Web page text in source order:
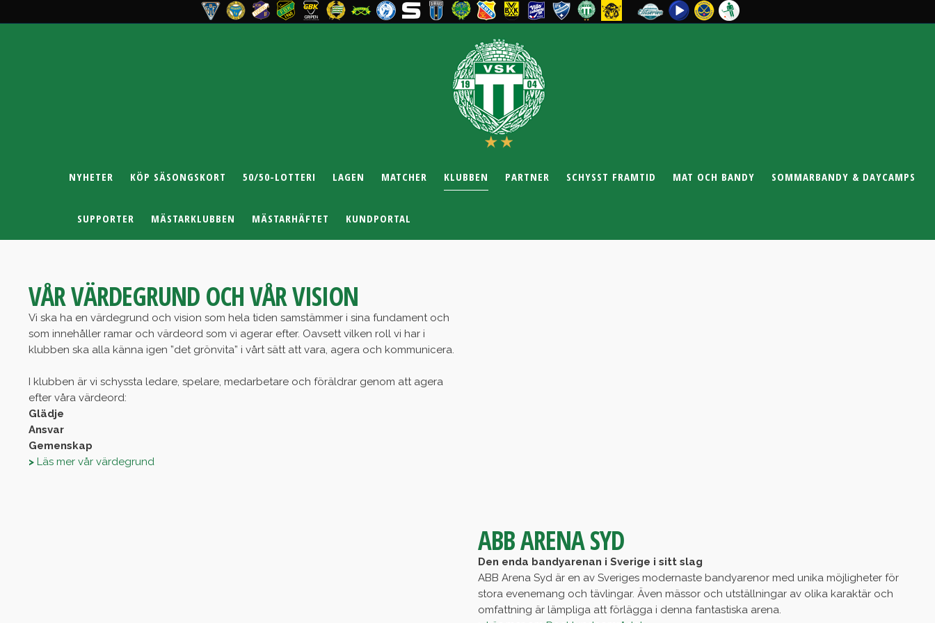
NYHETER KÖP SÄSONGSKORT 50/50-LOTTERI LAGEN MATCHER KLUBBEN PARTNER SCHYSST FRAMTID MAT OCH BANDY SOMMARBANDY & DAYCAMPS
SUPPORTER MÄSTARKLUBBEN MÄSTARHÄFTET KUNDPORTAL
VÅR VÄRDEGRUND OCH VÅR VISION
Vi ska ha en värdegrund och vision som hela tiden samstämmer i sina fundament och
som innehåller ramar och värdeord som vi agerar efter. Oavsett vilken roll vi har i
klubben ska alla känna igen ”det grönvita” i vårt sätt att vara, agera och kommunicera.
I klubben är vi schyssta ledare, spelare, medarbetare och föräldrar genom att agera
efter våra värdeord:
Glädje
Ansvar
Gemenskap
> Läs mer vår värdegrund
ABB ARENA SYD
Den enda bandyarenan i Sverige i sitt slag
ABB Arena Syd är en av Sveriges modernaste bandyarenor med unika möjligheter för
stora evenemang och tävlingar. Även mässor och utställningar av olika karaktär och
omfattning är lämpliga att förlägga i denna fantastiska arena.